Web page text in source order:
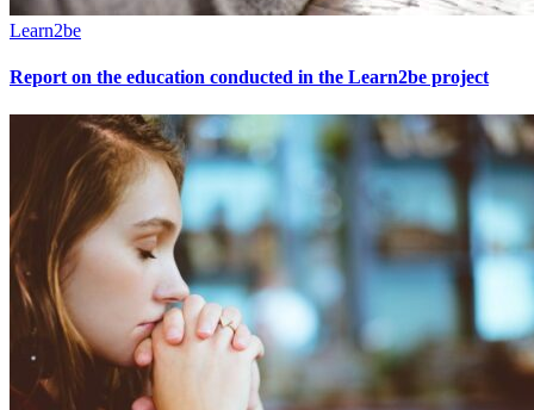
Learn2be
Report on the education conducted in the Learn2be project